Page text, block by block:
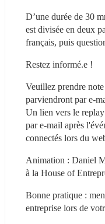
D’une durée de 30
est divisée en deux
français, puis
Restez informé.e !
Veuillez prendre
parviendront par e-
Un lien vers le
par e-mail après
connectés lors du
Animation : Daniel
à la House of
Bonne pratique :
entreprise lors de